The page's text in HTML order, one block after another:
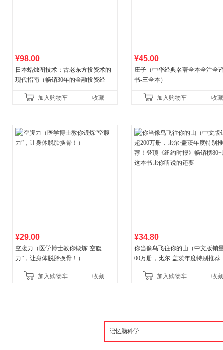
¥98.00
日本蜡烛图技术：古老东方投资术的
现代指南（畅销30年的金融投资经
《财富》重磅推荐！知名金
加入购物车 收藏
¥45.00
庄子（中华经典名著全本全注全
书-三全本）
加入购物车 收藏
¥29.00
空腹力（医学博士教你锻炼“空腹
力”，让身体脱胎换骨！）
加入购物车 收藏
¥34.80
你当像鸟飞往你的山（中文版销
00万册，比尔·盖茨年度特别推荐
比你听说的还要
加入购物车 收藏